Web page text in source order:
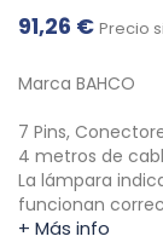
91,26 € Precio
Marca BAHCO
7 Pins,
4 metros de
La lámpara
funcionan
+ Más info